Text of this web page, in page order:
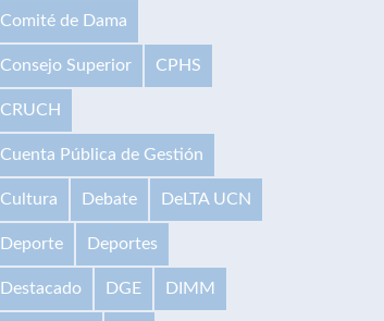
Comité de Dama
Consejo Superior CPHS
CRUCH
Cuenta Pública de Gestión
Cultura Debate DeLTA UCN
Deporte Deportes
Destacado DGE DIMM